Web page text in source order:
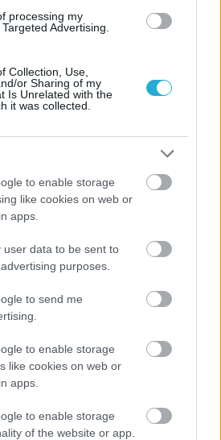
processing my
Advertising.
Collection, Use,
or Sharing of my
Is Unrelated with the
it was collected.
to enable storage
like cookies on web or
apps.
user data to be sent to
purposes.
to send me
to enable storage
like cookies on web or
apps.
to enable storage
of the website or app.